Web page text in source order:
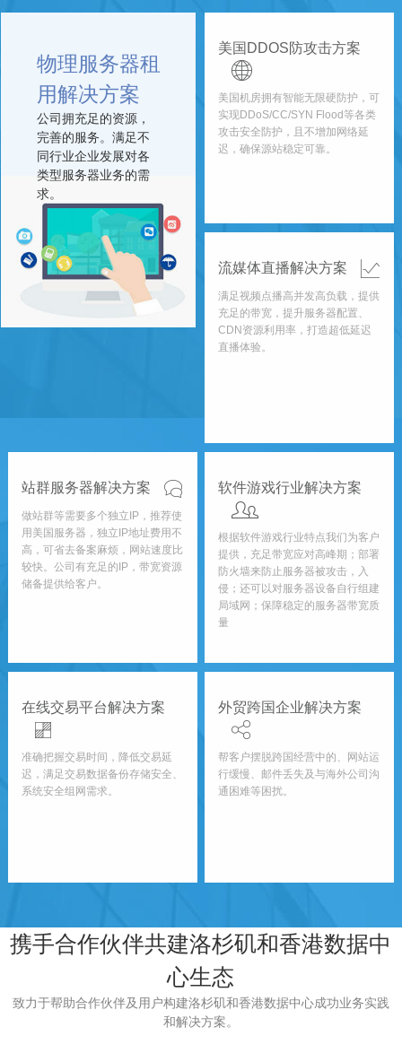
物理服务器租
用解决方案
公司拥充足的资源，
完善的服务。满足不
同行业企业发展对各
类型服务器业务的需
求。
美国DDOS防攻击方案
美国机房拥有智能无限硬防护，可
实现DDoS/CC/SYN Flood等各类
攻击安全防护，且不增加网络延
迟，确保源站稳定可靠。
流媒体直播解决方案
满足视频点播高并发高负载，提供
充足的带宽，提升服务器配置、
CDN资源利用率，打造超低延迟
直播体验。
站群服务器解决方案
做站群等需要多个独立IP，推荐使
用美国服务器，独立IP地址费用不
高，可省去备案麻烦，网站速度比
较快。公司有充足的IP，带宽资源
储备提供给客户。
在线交易平台解决方案
准确把握交易时间，降低交易延
迟，满足交易数据备份存储安全、
系统安全组网需求。
软件游戏行业解决方案
根据软件游戏行业特点我们为客户
提供，充足带宽应对高峰期；部署
防火墙来防止服务器被攻击，入
侵；还可以对服务器设备自行组建
局域网；保障稳定的服务器带宽质
量
外贸跨国企业解决方案
帮客户摆脱跨国经营中的、网站运
行缓慢、邮件丢失及与海外公司沟
通困难等困扰。
携手合作伙伴共建洛杉矶和香港数据中
心生态
致力于帮助合作伙伴及用户构建洛杉矶和香港数据中心成功业务实践
和解决方案。